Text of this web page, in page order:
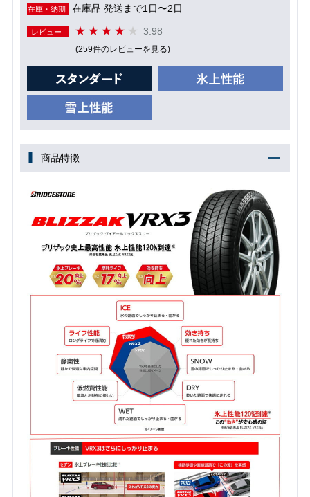
在庫・納期 在庫品 発送まで1日〜2日
レビュー 3.98
(259件のレビューを見る)
商品特徴